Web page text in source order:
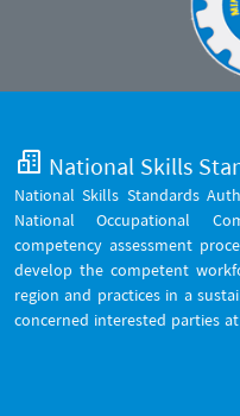
National Skills
National Skills Standards
National Occupational
competency assessment
develop the competent
region and practices in a
concerned interested parties